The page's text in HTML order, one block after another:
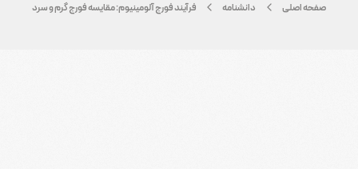
صفحه اصلی دانشنامه فرآیند فورج آلومینیوم: مقایسه فورج گرم و سرد